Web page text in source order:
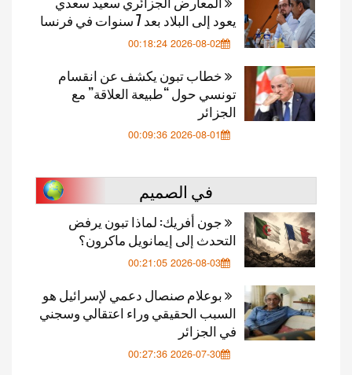
يعود إلى البلاد بعد 7 سنوات في فرنسا
2026-08-02 00:18:24
خطاب تبون يكشف عن انقسام
تونسي حول “طبيعة العلاقة” مع
الجزائر
2026-08-01 00:09:36
في الصميم
جون أفريك: لماذا تبون يرفض
التحدث إلى إيمانويل ماكرون؟
2026-08-03 00:21:05
بوعلام صنصال دعمي لإسرائيل هو
السبب الحقيقي وراء اعتقالي وسجني
في الجزائر
2026-07-30 00:27:36